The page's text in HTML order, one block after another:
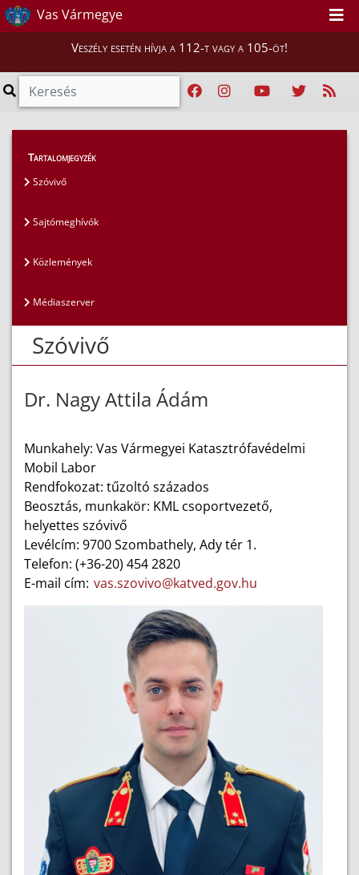
Vas Vármegye
Veszély esetén hívja a 112-t vagy a 105-öt!
Magunkról
Tartalomjegyzék
Szóvivő
Sajtómeghívók
Közlemények
Médiaszerver
Szóvivő
Dr. Nagy Attila Ádám
Munkahely: Vas Vármegyei Katasztrófavédelmi
Mobil Labor
Rendfokozat: tűzoltó százados
Beosztás, munkakör: KML csoportvezető,
helyettes szóvivő
Levélcím: 9700 Szombathely, Ady tér 1.
Telefon: (+36-20) 454 2820
E-mail cím: vas.szovivo@katved.gov.hu